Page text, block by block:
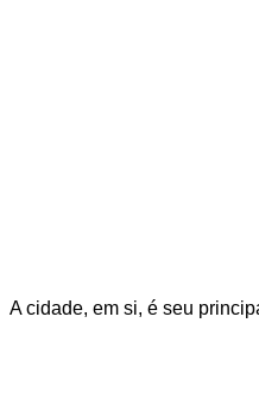
A cidade, em si, é seu